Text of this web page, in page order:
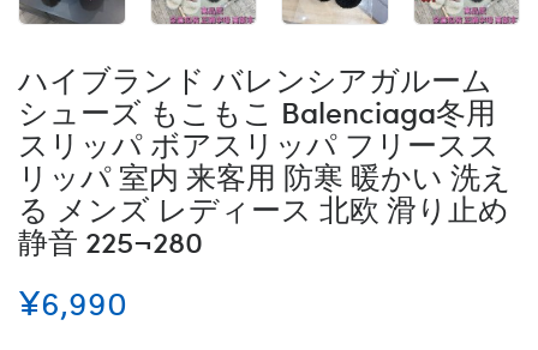
ハイブランド バレンシアガルーム
シューズ もこもこ Balenciaga冬用
スリッパ ボアスリッパ フリースス
リッパ 室内 来客用 防寒 暖かい 洗え
る メンズ レディース 北欧 滑り止め
静音 225¬280
¥6,990